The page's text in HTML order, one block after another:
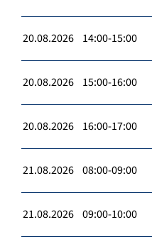
20.08.2026 14:00-15:00
20.08.2026 15:00-16:00
20.08.2026 16:00-17:00
21.08.2026 08:00-09:00
21.08.2026 09:00-10:00